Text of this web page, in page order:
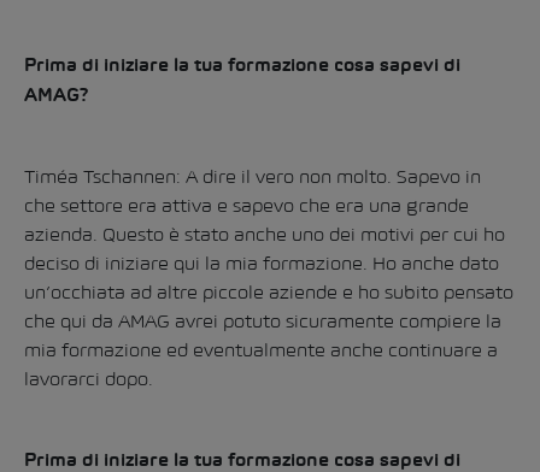
Prima di iniziare la tua formazione cosa sapevi di
AMAG ?
Timéa Tschannen: A dire il vero non molto. Sapevo in
che settore era attiva e sapevo che era una grande
azienda. Questo è stato anche uno dei motivi per cui ho
deciso di iniziare qui la mia formazione. Ho anche dato
un’occhiata ad altre piccole aziende e ho subito pensato
che qui da AMAG avrei potuto sicuramente compiere la
mia formazione ed eventualmente anche continuare a
lavorarci dopo.
Prima di iniziare la tua formazione cosa sapevi di